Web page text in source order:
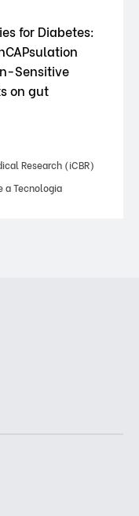
for Diabetes:
Sensitive
on gut
Research (iCBR)
a Tecnologia